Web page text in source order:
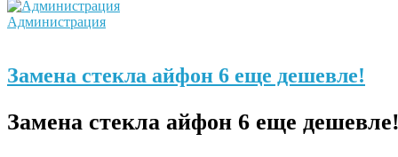
Администрация
Замена стекла айфон 6 еще дешевле!
Замена стекла айфон 6 еще